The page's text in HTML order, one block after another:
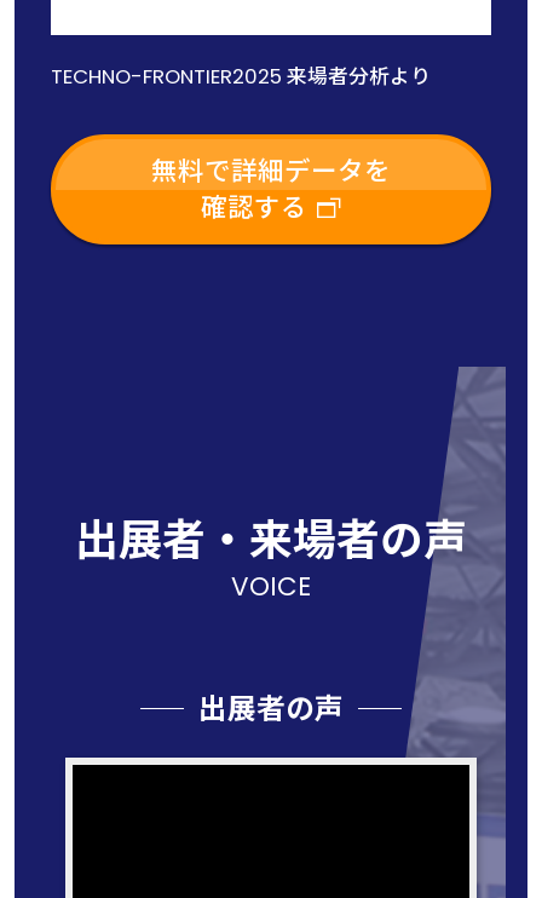
TECHNO-FRONTIER2025 来場者分析より
無料で詳細データを
確認する
出展者・来場者の声
VOICE
出展者の声